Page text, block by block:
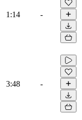
1:14 -
3:48 -